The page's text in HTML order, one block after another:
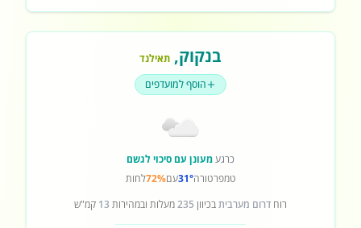
בנקוק, תאילנד
הוסף למועדפים
כרגעמעונן עם סיכוי לגשם
טמפרטורה31°עם72%לחות
רוח דרום מערביתבכיוון 235מעלות ובמהירות 13 קמ"ש